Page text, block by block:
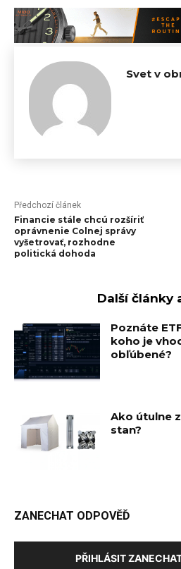
Svet v
Předchozí článek
Financie stále chcú rozšíriť
oprávnenie Colnej správy
vyšetrovať, rozhodne
politická dohoda
Další články
Poznáte
koho je
obľúbené?
Ako útulne
stan?
ZANECHAT ODPOVĚĎ
PŘIHLÁSIT